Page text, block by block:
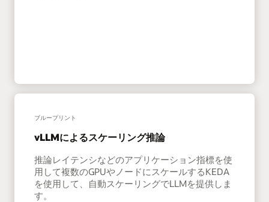
ブループリント
vLLMによるスケーリング推論
推論レイテンシなどのアプリケーション指標を使
用して複数のGPUやノードにスケールするKEDA
を使用して、自動スケーリングでLLMを提供しま
す。